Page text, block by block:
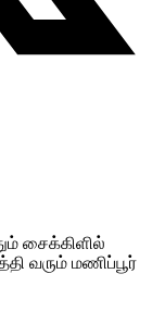
சைக்கிளில்
வரும் மணிப்பூர்